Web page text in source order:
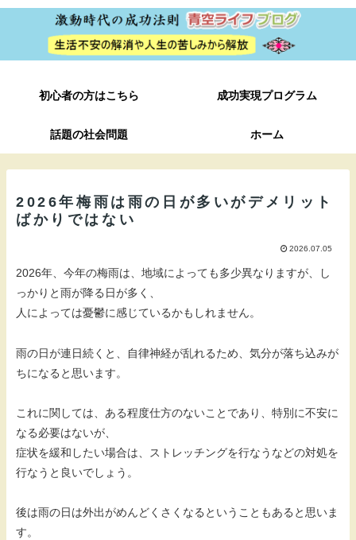
初心者の方はこちら 成功実現プログラム
話題の社会問題 ホーム
2026年梅雨は雨の日が多いがデメリット
ばかりではない
2026.07.05
2026年、今年の梅雨は、地域によっても多少異なりますが、し
っかりと雨が降る日が多く、
人によっては憂鬱に感じているかもしれません。
雨の日が連日続くと、自律神経が乱れるため、気分が落ち込みが
ちになると思います。
これに関しては、ある程度仕方のないことであり、特別に不安に
なる必要はないが、
症状を緩和したい場合は、ストレッチングを行なうなどの対処を
行なうと良いでしょう。
後は雨の日は外出がめんどくさくなるということもあると思いま
す。